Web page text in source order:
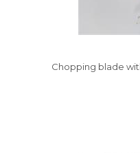
Chopping blade